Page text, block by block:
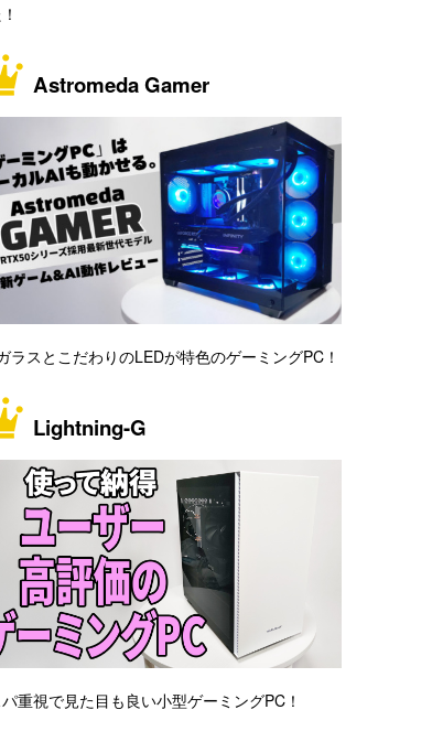
Astromeda Gamer
ラスとこだわりのLEDが特色のゲーミングPC！
Lightning-G
重視で見た目も良い小型ゲーミングPC！